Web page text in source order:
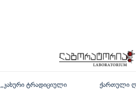
„კახური ტრადიციული
ქართული